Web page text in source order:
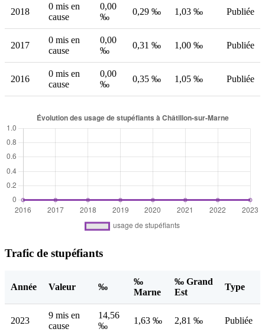
2018
0 mis en
cause
0,00
‰
0,29 ‰ 1,03 ‰ Publiée
2017
0 mis en
cause
0,00
‰
0,31 ‰ 1,00 ‰ Publiée
2016
0 mis en
cause
0,00
‰
0,35 ‰ 1,05 ‰ Publiée
Trafic de stupéfiants
Année Valeur ‰
‰
Marne
‰ Grand
Est
Type
2023
9 mis en
cause
14,56
‰
1,63 ‰ 2,81 ‰ Publiée